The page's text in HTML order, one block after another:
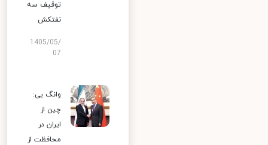
توقیف سه
نفتکش
1405/05/
07
وانگ یی:
چین از
ایران در
محافظت از